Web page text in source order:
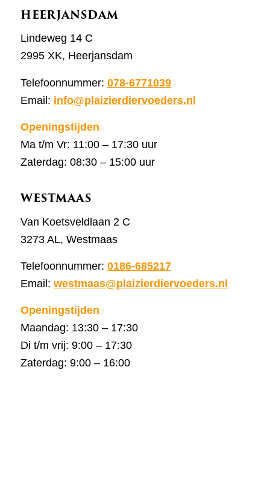
HEERJANSDAM
Lindeweg 14 C
2995 XK, Heerjansdam
Telefoonnummer: 078-6771039
Email: info@plaizierdiervoeders.nl
Openingstijden
Ma t/m Vr: 11:00 – 17:30 uur
Zaterdag: 08:30 – 15:00 uur
WESTMAAS
Van Koetsveldlaan 2 C
3273 AL, Westmaas
Telefoonnummer: 0186-685217
Email: westmaas@plaizierdiervoeders.nl
Openingstijden
Maandag: 13:30 – 17:30
Di t/m vrij: 9:00 – 17:30
Zaterdag: 9:00 – 16:00